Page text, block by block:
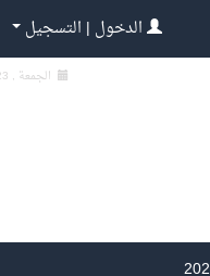
الدخول | التسجيل
الجمعة , 23 صفر 1448 هـ ,